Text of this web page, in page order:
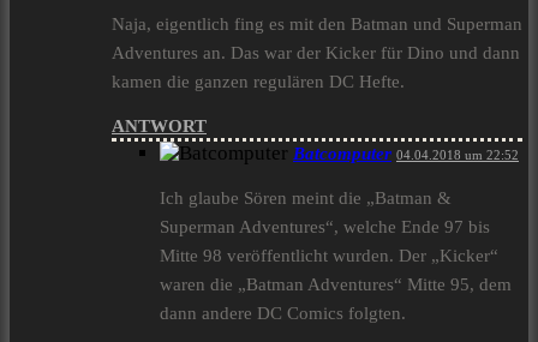
Naja, eigentlich fing es mit den Batman und Superman
Adventures an. Das war der Kicker für Dino und dann
kamen die ganzen regulären DC Hefte.
ANTWORT
Batcomputer 04.04.2018 um 22:52
Ich glaube Sören meint die „Batman &
Superman Adventures“, welche Ende 97 bis
Mitte 98 veröffentlicht wurden. Der „Kicker“
waren die „Batman Adventures“ Mitte 95, dem
dann andere DC Comics folgten.